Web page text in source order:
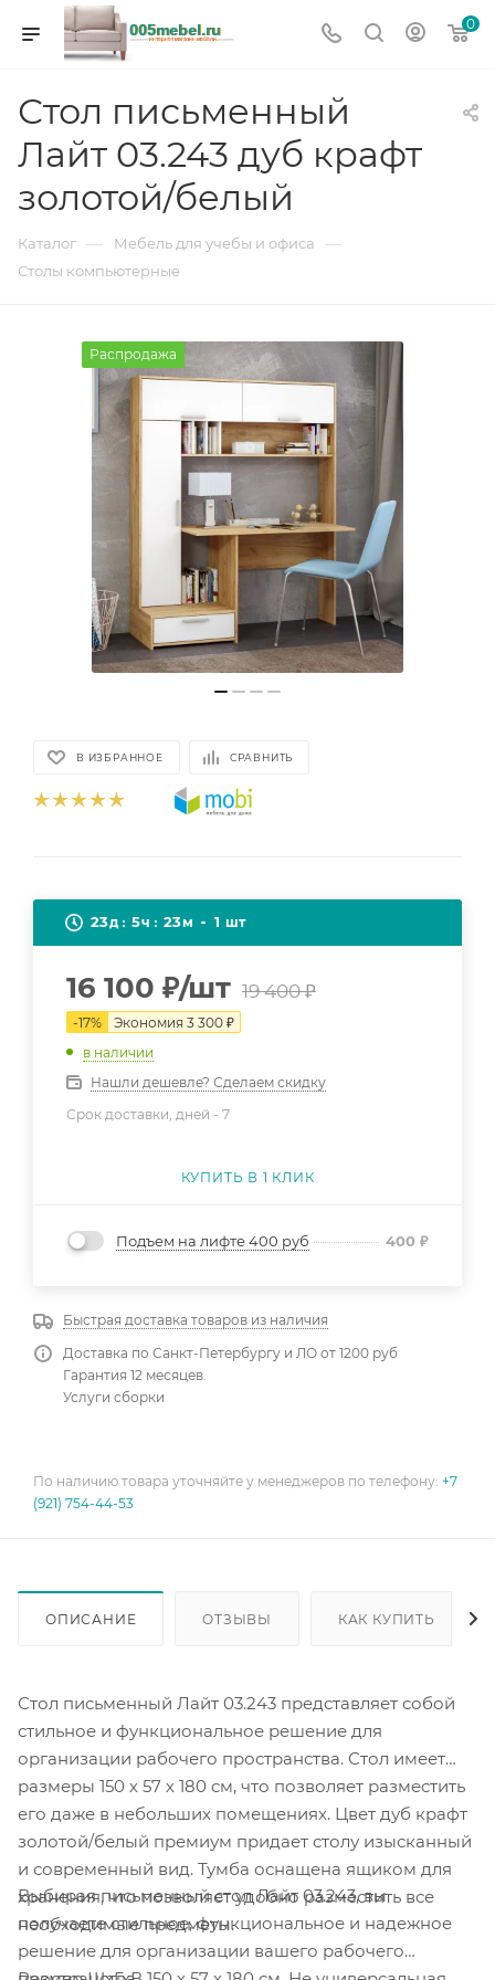
0
Стол письменный
Лайт 03.243 дуб крафт
золотой/белый
Каталог — Мебель для учебы и офиса —
Столы компьютерные
Распродажа
В ИЗБРАННОЕ СРАВНИТЬ
23д 5ч 23м 1 шт
16 100 ₽/шт 19 400₽
-17% Экономия 3 300 ₽
в наличии
Нашли дешевле? Сделаем скидку
Срок доставки, дней - 7
КУПИТЬ В 1 КЛИК
Подъем на лифте 400 руб 400 ₽
Быстрая доставка товаров из наличия
Доставка по Санкт-Петербургу и ЛО от 1200 руб
Гарантия 12 месяцев.
Услуги сборки
По наличию товара уточняйте у менеджеров по телефону: +7
(921) 754-44-53
ОПИСАНИЕ ОТЗЫВЫ КАК КУПИТЬ
Стол письменный Лайт 03.243 представляет собой
стильное и функциональное решение для
организации рабочего пространства. Стол имеет
размеры 150 х 57 х 180 см, что позволяет разместить
его даже в небольших помещениях. Цвет дуб крафт
золотой/белый премиум придает столу изысканный
и современный вид. Тумба оснащена ящиком для
хранения, что позволяет удобно разместить все
необходимые предметы.
Выбирая письменный стол Лайт 03.243, вы
получаете стильное, функциональное и надежное
решение для организации вашего рабочего